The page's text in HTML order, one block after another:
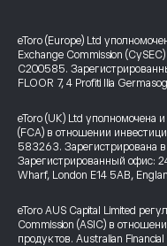
eToro (Europe) Ltd
Exchange Commission
C200585.
FLOOR 7, 4 Profiti Ilia
eToro (UK) Ltd уполномочена
(FCA) в отношении
583263. Зарегистрирована
Зарегистрированный офис:
Wharf, London E14 5AB,
eToro AUS Capital Limited
Commission (ASIC) в
продуктов. Australian